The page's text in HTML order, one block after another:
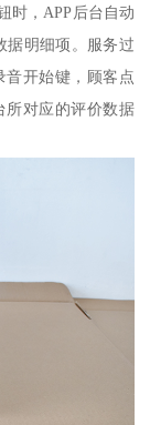
时，APP后台自动
据明细项。服务过
音开始键，顾客点
所对应的评价数据